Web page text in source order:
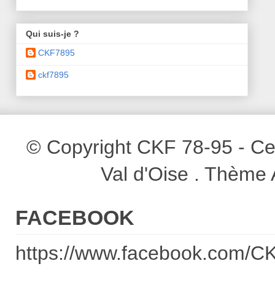
Qui suis-je ?
CKF7895
ckf7895
© Copyright CKF 78-95 -
Val d'Oise .
FACEBOOK
https://www.facebook.com/